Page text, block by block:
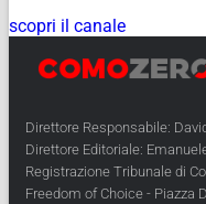
scopri il canale
Direttore Responsabile:
Direttore Editoriale:
Registrazione Tribunale di
Freedom of Choice - Piazza